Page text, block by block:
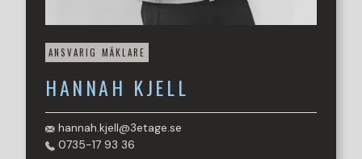
ANSVARIG MÄKLARE
HANNAH KJELL
hannah.kjell@3etage.se
0735-17 93 36